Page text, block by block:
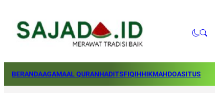
BERANDAAGAMAAL QURANHADITSFIQIHHIKMAHDOASITUS